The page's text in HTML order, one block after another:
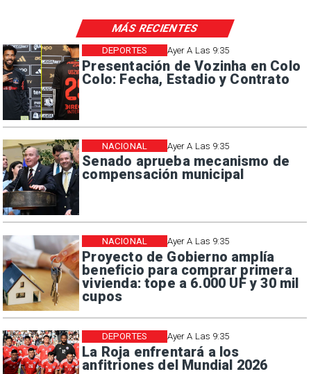
Ayer A Las 9:35
Presentación de Vozinha en Colo
Colo: Fecha, Estadio y Contrato
DEPORTES
Ayer A Las 9:35
Senado aprueba mecanismo de
compensación municipal
NACIONAL
Ayer A Las 9:35
Proyecto de Gobierno amplía
beneficio para comprar primera
vivienda: tope a 6.000 UF y 30 mil
cupos
NACIONAL
Ayer A Las 9:35
La Roja enfrentará a los
anfitriones del Mundial 2026
DEPORTES
MÁS RECIENTES